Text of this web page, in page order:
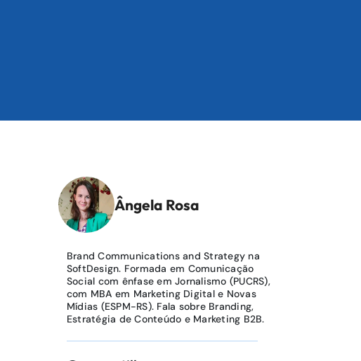
Ângela Rosa
Brand Communications and Strategy na
SoftDesign. Formada em Comunicação
Social com ênfase em Jornalismo (PUCRS),
com MBA em Marketing Digital e Novas
Mídias (ESPM-RS). Fala sobre Branding,
Estratégia de Conteúdo e Marketing B2B.